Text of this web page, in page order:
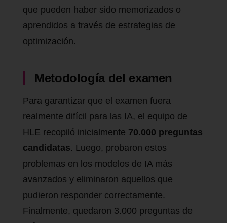
que pueden haber sido memorizados o
aprendidos a través de estrategias de
optimización.
Metodología del examen
Para garantizar que el examen fuera
realmente difícil para las IA, el equipo de
HLE recopiló inicialmente 70.000 preguntas
candidatas. Luego, probaron estos
problemas en los modelos de IA más
avanzados y eliminaron aquellos que
pudieron responder correctamente.
Finalmente, quedaron 3.000 preguntas de